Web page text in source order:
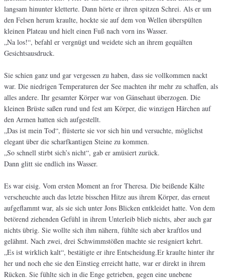
langsam hinunter kletterte. Dann hörte er ihren spitzen Schrei. Als er um
den Felsen herum kraulte, hockte sie auf dem von Wellen überspülten
kleinen Plateau und hielt einen Fuß nach vorn ins Wasser.
„Na los!“, befahl er vergnügt und weidete sich an ihrem gequälten
Gesichtsausdruck.
Sie schien ganz und gar vergessen zu haben, dass sie vollkommen nackt
war. Die niedrigen Temperaturen der See machten ihr mehr zu schaffen, als
alles andere. Ihr gesamter Körper war von Gänsehaut überzogen. Die
kleinen Brüste saßen rund und fest am Körper, die winzigen Härchen auf
den Armen hatten sich aufgestellt.
„Das ist mein Tod“, flüsterte sie vor sich hin und versuchte, möglichst
elegant über die scharfkantigen Steine zu kommen.
„So schnell stirbt sich’s nicht“, gab er amüsiert zurück.
Dann glitt sie endlich ins Wasser.
Es war eisig. Vom ersten Moment an fror Theresa. Die beißende Kälte
verscheuchte auch das letzte bisschen Hitze aus ihrem Körper, das erneut
aufgeflammt war, als sie sich unter Jons Blicken entkleidet hatte. Von dem
betörend ziehenden Gefühl in ihrem Unterleib blieb nichts, aber auch gar
nichts übrig. Sie wollte sich ihm nähern, fühlte sich aber kraftlos und
gelähmt. Nach zwei, drei Schwimmstößen machte sie resigniert kehrt.
„Es ist wirklich kalt“, bestätigte er ihre Entscheidung.Er kraulte hinter ihr
her und noch ehe sie den Einstieg erreicht hatte, war er direkt in ihrem
Rücken. Sie fühlte sich in die Enge getrieben, gegen eine unebene